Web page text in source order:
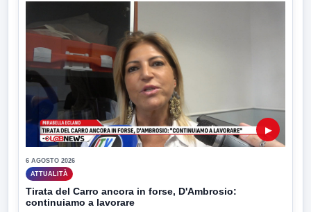
▶
6 AGOSTO 2026
ATTUALITÀ
Tirata del Carro ancora in forse, D'Ambrosio:
continuiamo a lavorare